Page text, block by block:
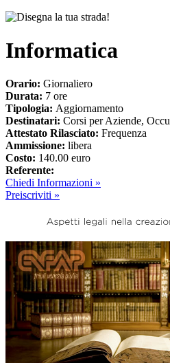
Informatica
Orario: Giornaliero
Durata: 7 ore
Tipologia: Aggiornamento
Destinatari: Corsi per Aziende,
Attestato Rilasciato: Frequenza
Ammissione: libera
Costo: 140.00 euro
Referente:
Chiedi Informazioni »
Preiscriviti »